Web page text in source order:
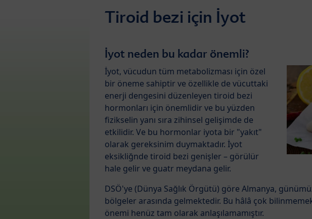
Tiroid bezi için İyot
İyot neden bu kadar önemli?
İyot, vücudun tüm metabolizması için özel
bir öneme sahiptir ve özellikle de vücuttaki
enerji dengesini düzenleyen tiroid bezi
hormonları için önemlidir ve bu yüzden
fizikselin yanı sıra zihinsel gelişimde de
etkilidir. Ve bu hormonlar iyota bir "yakıt"
olarak gereksinim duymaktadır. İyot
eksikliğnde tiroid bezi genişler – görülür
hale gelir ve guatr meydana gelir.
DSÖ'ye (Dünya Sağlık Örgütü) göre Almanya,
bölgeler arasında gelmektedir. Bu hâlâ çok
önemi henüz tam olarak anlaşılamamıştır.